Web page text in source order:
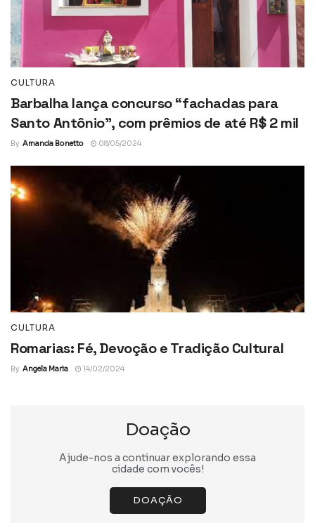
CULTURA
Barbalha lança concurso “fachadas para
Santo Antônio”, com prêmios de até R$ 2 mil
By Amanda Bonetto 08/05/2024
CULTURA
Romarias: Fé, Devoção e Tradição Cultural
By Angela Maria 14/02/2024
Doação
Ajude-nos a continuar explorando essa
cidade com vocês!
DOAÇÃO